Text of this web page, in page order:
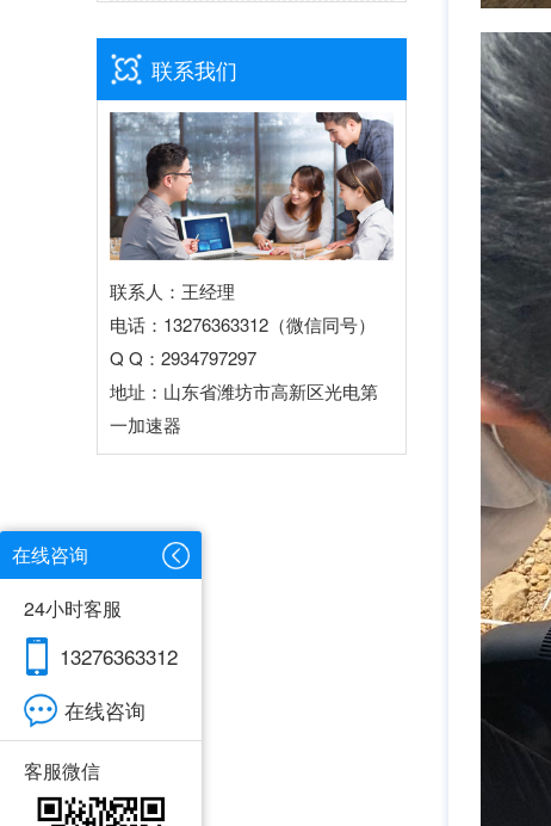
联系我们
联系人：王经理
电话：13276363312（微信同号）
Q Q：2934797297
地址：山东省潍坊市高新区光电第
一加速器
在线咨询
24小时客服
13276363312
在线咨询
客服微信